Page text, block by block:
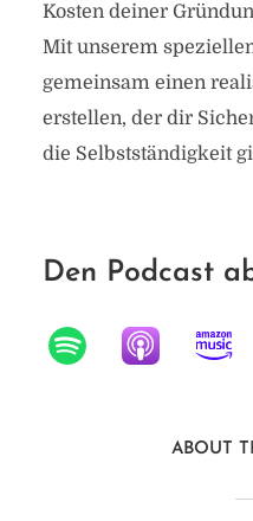
Kosten deiner
Mit unserem
gemeinsam einen
erstellen, der dir
die Selbstständigkeit
Den Podcast
ABOUT